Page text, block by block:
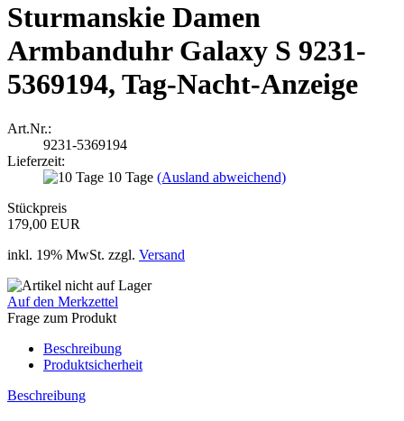
Sturmanskie Damen
Armbanduhr Galaxy S 9231-
5369194, Tag-Nacht-Anzeige
Art.Nr.:
9231-5369194
Lieferzeit:
10 Tage (Ausland abweichend)
Stückpreis
179,00 EUR
inkl. 19% MwSt. zzgl. Versand
Auf den Merkzettel
Frage zum Produkt
Beschreibung
Produktsicherheit
Beschreibung